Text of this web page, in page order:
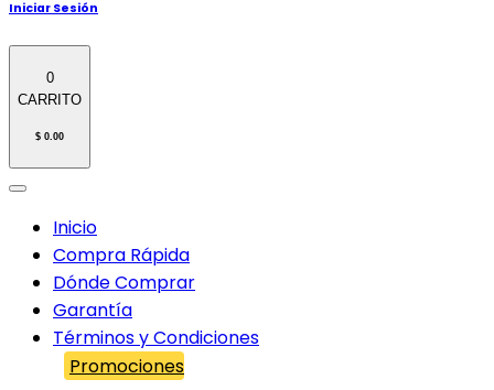
Iniciar Sesión
0
CARRITO
$ 0.00
Inicio
Compra Rápida
Dónde Comprar
Garantía
Términos y Condiciones
Promociones